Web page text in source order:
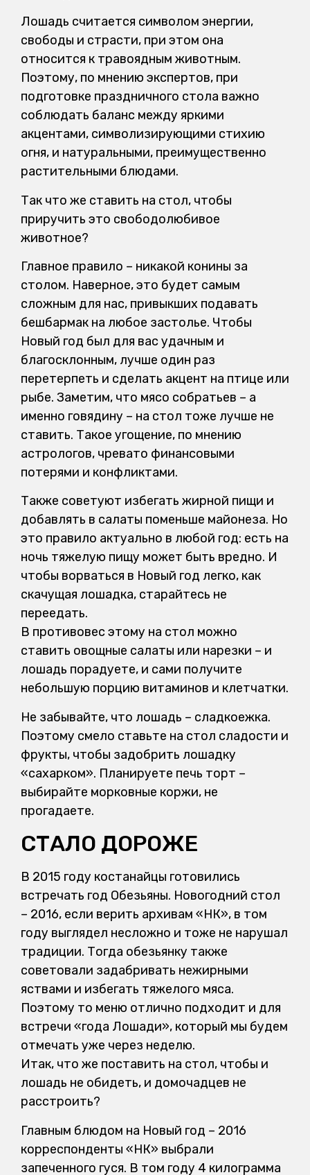
Лошадь считается символом энергии,
свободы и страсти, при этом она
относится к травоядным животным.
Поэтому, по мнению экспертов, при
подготовке праздничного стола важно
соблюдать баланс между яркими
акцентами, символизирующими стихию
огня, и натуральными, преимущественно
растительными блюдами.
Так что же ставить на стол, чтобы
приручить это свободолюбивое
животное?
Главное правило – никакой конины за
столом. Наверное, это будет самым
сложным для нас, привыкших подавать
бешбармак на любое застолье. Чтобы
Новый год был для вас удачным и
благосклонным, лучше один раз
перетерпеть и сделать акцент на птице или
рыбе. Заметим, что мясо собратьев – а
именно говядину – на стол тоже лучше не
ставить. Такое угощение, по мнению
астрологов, чревато финансовыми
потерями и конфликтами.
Также советуют избегать жирной пищи и
добавлять в салаты поменьше майонеза. Но
это правило актуально в любой год: есть на
ночь тяжелую пищу может быть вредно. И
чтобы ворваться в Новый год легко, как
скачущая лошадка, старайтесь не
переедать.
В противовес этому на стол можно
ставить овощные салаты или нарезки – и
лошадь порадуете, и сами получите
небольшую порцию витаминов и клетчатки.
Не забывайте, что лошадь – сладкоежка.
Поэтому смело ставьте на стол сладости и
фрукты, чтобы задобрить лошадку
«сахарком». Планируете печь торт –
выбирайте морковные коржи, не
прогадаете.
СТАЛО ДОРОЖЕ
В 2015 году костанайцы готовились
встречать год Обезьяны. Новогодний стол
– 2016, если верить архивам «НК», в том
году выглядел несложно и тоже не нарушал
традиции. Тогда обезьянку также
советовали задабривать нежирными
яствами и избегать тяжелого мяса.
Поэтому то меню отлично подходит и для
встречи «года Лошади», который мы будем
отмечать уже через неделю.
Итак, что же поставить на стол, чтобы и
лошадь не обидеть, и домочадцев не
расстроить?
Главным блюдом на Новый год – 2016
корреспонденты «НК» выбрали
запеченного гуся. В том году 4 килограмма